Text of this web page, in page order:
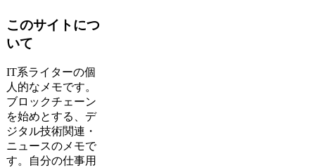
このサイトにつ
いて
IT系ライターの個
人的なメモです。
ブロックチェーン
を始めとする、デ
ジタル技術関連・
ニュースのメモで
す。自分の仕事用